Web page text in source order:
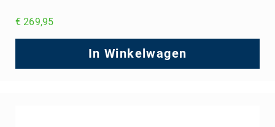
€ 269,95
In Winkelwagen